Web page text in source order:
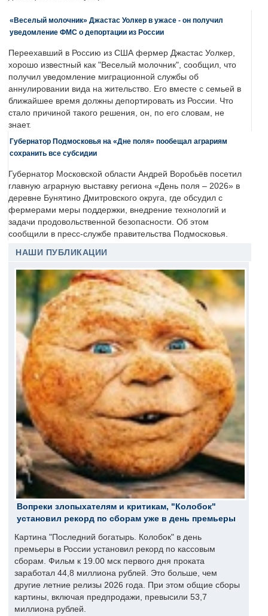
«Веселый молочник» Джастас Уолкер в ужасе - он получил
уведомление ФМС о депортации из России
Переехавший в Россию из США фермер Джастас Уолкер,
хорошо известный как "Веселый молочник", сообщил, что
получил уведомление миграционной службы об
аннулировании вида на жительство. Его вместе с семьей в
ближайшее время должны депортировать из России. Что
стало причиной такого решения, он, по его словам, не
знает.
Губернатор Подмосковья на «Дне поля» пообещал аграриям
сохранить все субсидии
Губернатор Московской области Андрей Воробьёв посетил
главную аграрную выставку региона «День поля – 2026» в
деревне Бунятино Дмитровского округа, где обсудил с
фермерами меры поддержки, внедрение технологий и
задачи продовольственной безопасности. Об этом
сообщили в пресс-службе правительства Подмосковья.
НАШИ ПУБЛИКАЦИИ
Вопреки злопыхателям и критикам, "Колобок"
установил рекорд по сборам уже в день премьеры
Картина "Последний богатырь. Колобок" в день
премьеры в России установил рекорд по кассовым
сборам. Фильм к 19.00 мск первого дня проката
заработал 44,8 миллиона рублей. Это больше, чем
другие летние релизы 2026 года. При этом общие сборы
картины, включая предпродажи, превысили 53,7
миллиона рублей.